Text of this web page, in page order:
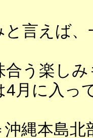
言えば
合う楽し
4月に入っ
沖縄本島